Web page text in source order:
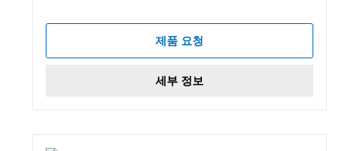
제품 요청
세부 정보